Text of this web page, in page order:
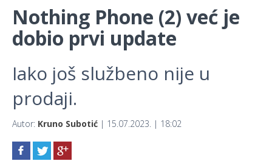
Nothing Phone (2) već je
dobio prvi update
Iako još službeno nije u
prodaji.
Autor: Kruno Subotić | 15.07.2023. | 18:02